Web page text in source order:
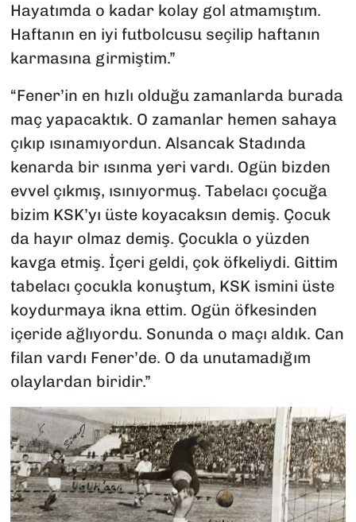
Hayatımda o kadar kolay gol atmamıştım.
Haftanın en iyi futbolcusu seçilip haftanın
karmasına girmiştim.”
“Fener’in en hızlı olduğu zamanlarda burada
maç yapacaktık. O zamanlar hemen sahaya
çıkıp ısınamıyordun. Alsancak Stadında
kenarda bir ısınma yeri vardı. Ogün bizden
evvel çıkmış, ısınıyormuş. Tabelacı çocuğa
bizim KSK’yı üste koyacaksın demiş. Çocuk
da hayır olmaz demiş. Çocukla o yüzden
kavga etmiş. İçeri geldi, çok öfkeliydi. Gittim
tabelacı çocukla konuştum, KSK ismini üste
koydurmaya ikna ettim. Ogün öfkesinden
içeride ağlıyordu. Sonunda o maçı aldık. Can
filan vardı Fener’de. O da unutamadığım
olaylardan biridir.”